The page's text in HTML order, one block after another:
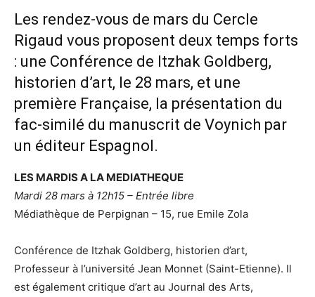
Les rendez-vous de mars du Cercle
Rigaud vous proposent deux temps forts
: une Conférence de Itzhak Goldberg,
historien d’art, le 28 mars, et une
première Française, la présentation du
fac-similé du manuscrit de Voynich par
un éditeur Espagnol.
LES MARDIS A LA MEDIATHEQUE
Mardi 28 mars à 12h15 – Entrée libre
Médiathèque de Perpignan – 15, rue Emile Zola
Conférence de Itzhak Goldberg, historien d’art,
Professeur à l’université Jean Monnet (Saint-Etienne). Il
est également critique d’art au Journal des Arts,